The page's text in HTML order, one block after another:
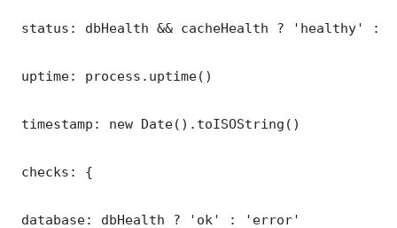
status: dbHealth && cacheHealth ? 'healthy' :
uptime: process.uptime()
timestamp: new Date().toISOString()
checks: {
database: dbHealth ? 'ok' : 'error'